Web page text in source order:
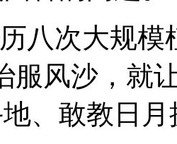
八次大规模
服风沙，就
、敢教日